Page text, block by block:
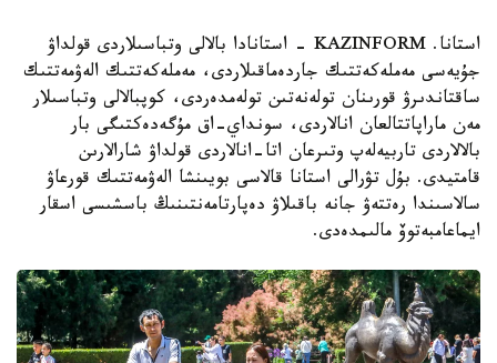
استانا. KAZINFORM - استانادا بالالى وتباسىلاردى قولداۋ
جۇيەسى مەملەكەتتىك جاردەماقىلاردى، مەملەكەتتىك الەۋمەتتىك
ساقتاندىرۋ قورىنان تولەنەتىن تولەمدەردى، كوپبالالى وتباسىلار
مەن ماراپاتتالعان انالاردى، سونداي-اق مۇگەدەكتىگى بار
بالالاردى تاربيەلەپ وتىرعان اتا-انالاردى قولداۋ شارالارىن
قامتيدى. بۇل تۋرالى استانا قالاسى بويىنشا الەۋمەتتىك قورعاۋ
سالاسىندا رەتتەۋ جانە باقىلاۋ دەپارتامەنتىنىڭ باسشىسى اسقار
ايماعامبەتوۆ مالىمدەدى.